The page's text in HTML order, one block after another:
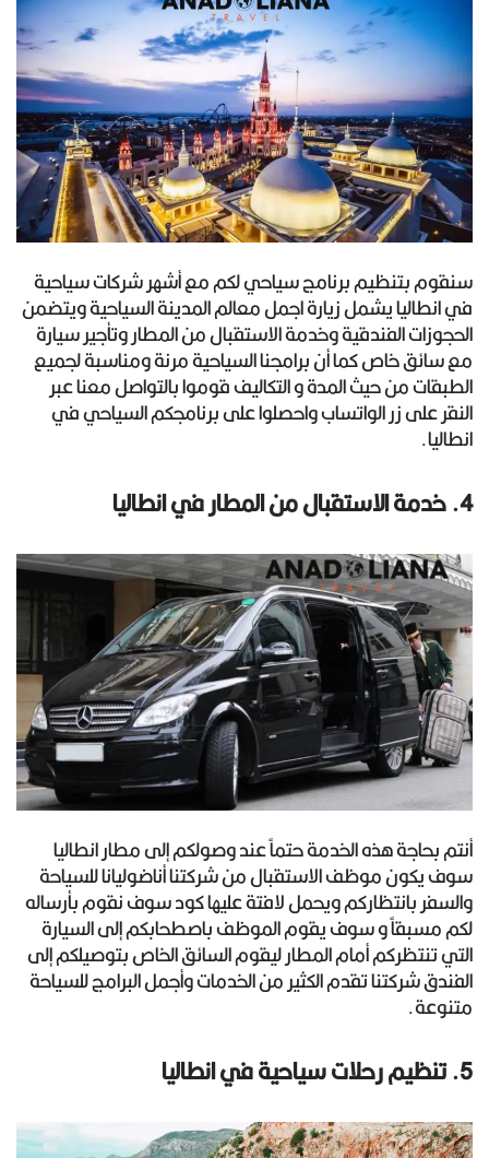
سنقوم بتنظيم برنامج سياحي لكم مع أشهر شركات سياحية
في انطاليا يشمل زيارة اجمل معالم المدينة السياحية ويتضمن
الحجوزات الفندقية وخدمة الاستقبال من المطار وتأجير سيارة
مع سائق خاص كما أن برامجنا السياحية مرنة ومناسبة لجميع
الطبقات من حيث المدة و التكاليف قوموا بالتواصل معنا عبر
النقر على زر الواتساب واحصلوا على برنامجكم السياحي في
انطاليا.
4. خدمة الاستقبال من المطار في انطاليا
أنتم بحاجة هذه الخدمة حتماً عند وصولكم إلى مطار انطاليا
سوف يكون موظف الاستقبال من شركتنا أناضوليانا للسياحة
والسفر بانتظاركم ويحمل لافتة عليها كود سوف نقوم بأرساله
لكم مسبقاً و سوف يقوم الموظف باصطحابكم إلى السيارة
التي تنتظركم أمام المطار ليقوم السائق الخاص بتوصيلكم إلى
الفندق شركتنا تقدم الكثير من الخدمات وأجمل البرامج للسياحة
متنوعة.
5. تنظيم رحلات سياحية في انطاليا